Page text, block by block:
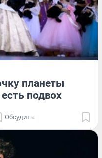
планеты
подвох
Обсудить